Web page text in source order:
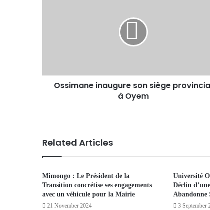
Ossimane inaugure son siège
à Oyem
Related Articles
Mimongo : Le Président de la
Transition concrétise ses engagements
avec un véhicule pour la Mairie
21 November 2024
Université
Déclin
Abandonne
3 September